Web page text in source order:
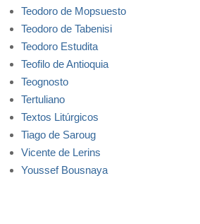
Teodoro de Mopsuesto
Teodoro de Tabenisi
Teodoro Estudita
Teofilo de Antioquia
Teognosto
Tertuliano
Textos Litúrgicos
Tiago de Saroug
Vicente de Lerins
Youssef Bousnaya